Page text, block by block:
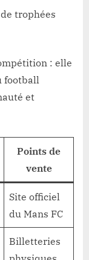
trophées
: elle
football
et
Points de
vente
Site officiel
du Mans FC
Billetteries